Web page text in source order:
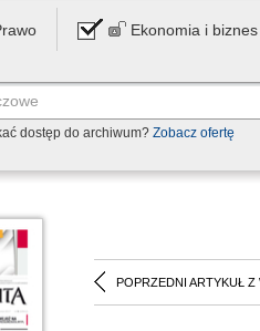
Ekonomia i biznes
dostęp do archiwum? Zobacz ofertę
POPRZEDNI ARTYKUŁ Z